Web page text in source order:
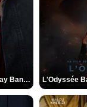
Spider-Man: Brand New Day Bande-annonce VO STFR